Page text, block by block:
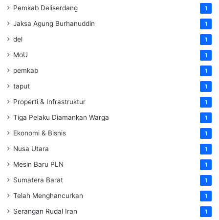
Pemkab Deliserdang 1
Jaksa Agung Burhanuddin 1
del 1
MoU 1
pemkab 1
taput 1
Properti & Infrastruktur 1
Tiga Pelaku Diamankan Warga 1
Ekonomi & Bisnis 1
Nusa Utara 1
Mesin Baru PLN 1
Sumatera Barat 1
Telah Menghancurkan 1
Serangan Rudal Iran 1